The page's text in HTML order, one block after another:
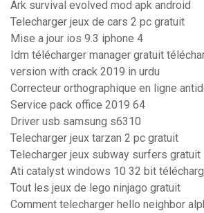
Ark survival evolved mod apk android
Telecharger jeux de cars 2 pc gratuit
Mise a jour ios 9.3 iphone 4
Idm télécharger manager gratuit
version with crack 2019 in urdu
Correcteur orthographique en ligne
Service pack office 2019 64
Driver usb samsung s6310
Telecharger jeux tarzan 2 pc gratuit
Telecharger jeux subway surfers gratuit
Ati catalyst windows 10 32 bit
Tout les jeux de lego ninjago gratuit
Comment telecharger hello neighbor